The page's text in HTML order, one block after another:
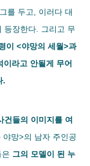
를 두고, 이러다 대
등장한다. 그리고 무
이 <야망의 세월>과
라고 안될게 무어
.
건들의 이미지를 여
망>의 남자 주인공
그의 모델이 된 누